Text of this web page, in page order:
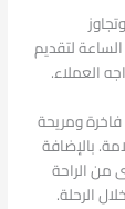
لتقديم
العملاء.
فاخرة ومريحة
بالإضافة
من الراحة
الرحلة.